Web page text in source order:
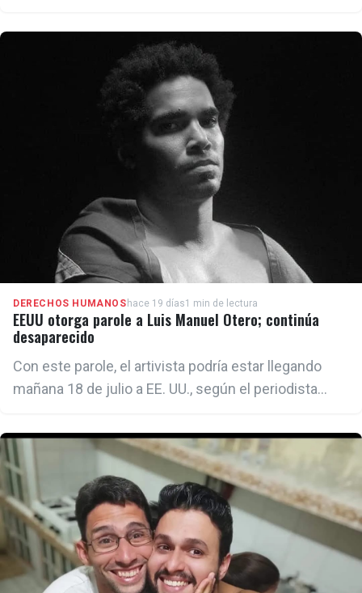
de la represión ejercida por el régimen contra
quienes defienden las libertades fundamentales en
DERECHOS HUMANOS hace 19 días1 min de lectura
EEUU otorga parole a Luis Manuel Otero; continúa
desaparecido
Con este parole, el artivista podría estar llegando
mañana 18 de julio a EE. UU., según el periodista